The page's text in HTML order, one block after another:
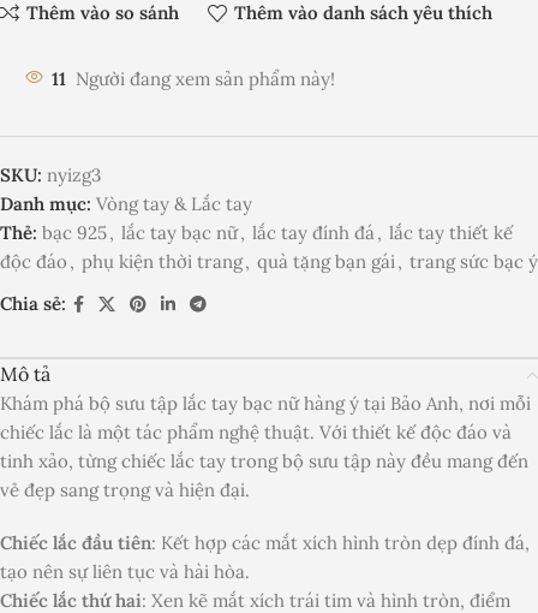
Thêm vào so sánh Thêm vào danh sách yêu thích
11 Người đang xem sản phẩm này!
SKU: nyizg3
Danh mục: Vòng tay & Lắc tay
Thẻ: bạc 925, lắc tay bạc nữ, lắc tay đính đá, lắc tay thiết kế
độc đáo , phụ kiện thời trang, quà tặng bạn gái, trang sức bạc ý
Chia sẻ:
Mô tả
Khám phá bộ sưu tập lắc tay bạc nữ hàng ý tại Bảo Anh, nơi mỗi
chiếc lắc là một tác phẩm nghệ thuật. Với thiết kế độc đáo và
tinh xảo, từng chiếc lắc tay trong bộ sưu tập này đều mang đến
vẻ đẹp sang trọng và hiện đại.
Chiếc lắc đầu tiên: Kết hợp các mắt xích hình tròn dẹp đính đá,
tạo nên sự liên tục và hài hòa.
Chiếc lắc thứ hai: Xen kẽ mắt xích trái tim và hình tròn, điểm